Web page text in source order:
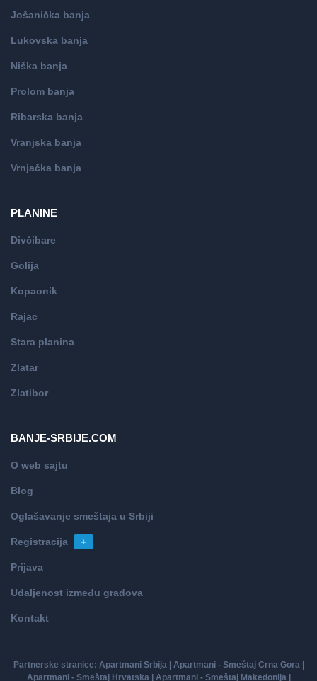
Jošanička banja
Lukovska banja
Niška banja
Prolom banja
Ribarska banja
Vranjska banja
Vrnjačka banja
PLANINE
Divčibare
Golija
Kopaonik
Rajac
Stara planina
Zlatar
Zlatibor
BANJE-SRBIJE.COM
O web sajtu
Blog
Oglašavanje smeštaja u Srbiji
Registracija +
Prijava
Udaljenost između gradova
Kontakt
Partnerske stranice: Apartmani Srbija| Apartmani - Smeštaj Crna Gora|
Apartmani - Smeštaj Hrvatska| Apartmani - Smeštaj Makedonija|